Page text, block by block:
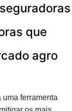
que
agro
uma ferramenta